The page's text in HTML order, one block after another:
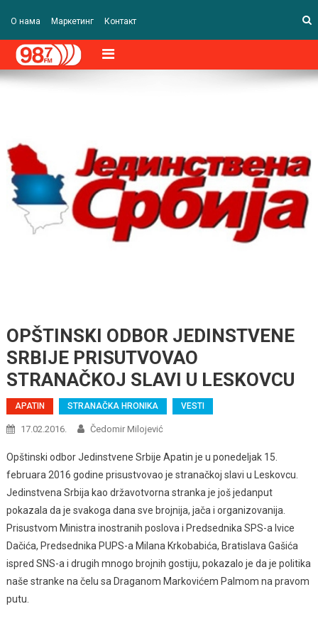
О нама Маркетинг Контакт
OPŠTINSKI ODBOR JEDINSTVENE
SRBIJE PRISUTVOVAO
STRANAČKOJ SLAVI U LESKOVCU
APATIN STRANAČKA HRONIKA VESTI
17.02.2016. Čedomir Milojević
Opštinski odbor Jedinstvene Srbije Apatin je u ponedeljak 15.
februara 2016 godine prisustvovao je stranačkoj slavi u Leskovcu.
Jedinstvena Srbija kao državotvorna stranka je još jedanput
pokazala da je svakoga dana sve brojnija, jača i organizovanija.
Prisustvom Ministra inostranih poslova i Predsednika SPS-a Ivice
Dačića, Predsednika PUPS-a Milana Krkobabića, Bratislava Gašića
ispred SNS-a i drugih mnogo brojnih gostiju, pokazalo je da je politika
naše stranke na čelu sa Draganom Markovićem Palmom na pravom
putu.